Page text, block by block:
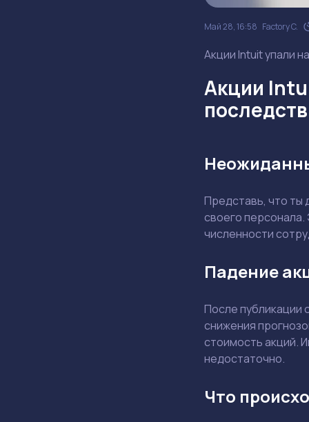
Май 28, 16:58 Factory C.
Акции Intuit упали
Акции
Представь, что ты
своего
численности
Падение
После публикации
снижения
стоимость акций.
недостаточно.
Что